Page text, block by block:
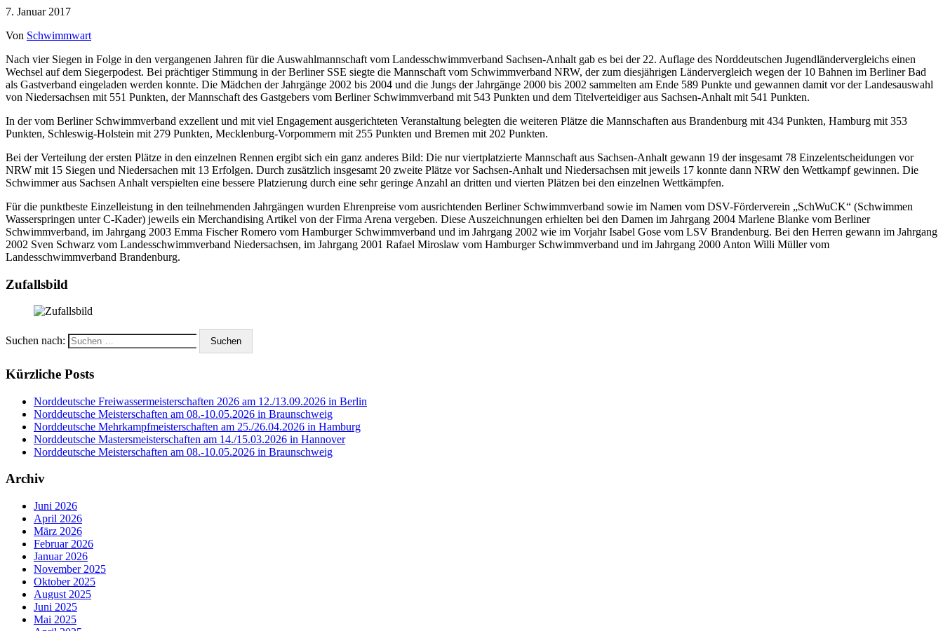
7. Januar 2017
Von Schwimmwart
Nach vier Siegen in Folge in den vergangenen Jahren für die Auswahlmannschaft vom Landesschwimmverband Sachsen-Anhalt gab es bei der 22. Auflage des Norddeutschen Jugendländervergleichs einen
Wechsel auf dem Siegerpodest. Bei prächtiger Stimmung in der Berliner SSE siegte die Mannschaft vom Schwimmverband NRW, der zum diesjährigen Ländervergleich wegen der 10 Bahnen im Berliner Bad
als Gastverband eingeladen werden konnte. Die Mädchen der Jahrgänge 2002 bis 2004 und die Jungs der Jahrgänge 2000 bis 2002 sammelten am Ende 589 Punkte und gewannen damit vor der Landesauswahl
von Niedersachsen mit 551 Punkten, der Mannschaft des Gastgebers vom Berliner Schwimmverband mit 543 Punkten und dem Titelverteidiger aus Sachsen-Anhalt mit 541 Punkten.
In der vom Berliner Schwimmverband exzellent und mit viel Engagement ausgerichteten Veranstaltung belegten die weiteren Plätze die Mannschaften aus Brandenburg mit 434 Punkten, Hamburg mit 353
Punkten, Schleswig-Holstein mit 279 Punkten, Mecklenburg-Vorpommern mit 255 Punkten und Bremen mit 202 Punkten.
Bei der Verteilung der ersten Plätze in den einzelnen Rennen ergibt sich ein ganz anderes Bild: Die nur viertplatzierte Mannschaft aus Sachsen-Anhalt gewann 19 der insgesamt 78 Einzelentscheidungen vor
NRW mit 15 Siegen und Niedersachen mit 13 Erfolgen. Durch zusätzlich insgesamt 20 zweite Plätze vor Sachsen-Anhalt und Niedersachsen mit jeweils 17 konnte dann NRW den Wettkampf gewinnen. Die
Schwimmer aus Sachsen Anhalt verspielten eine bessere Platzierung durch eine sehr geringe Anzahl an dritten und vierten Plätzen bei den einzelnen Wettkämpfen.
Für die punktbeste Einzelleistung in den teilnehmenden Jahrgängen wurden Ehrenpreise vom ausrichtenden Berliner Schwimmverband sowie im Namen vom DSV-Förderverein „SchWuCK“ (Schwimmen
Wasserspringen unter C-Kader) jeweils ein Merchandising Artikel von der Firma Arena vergeben. Diese Auszeichnungen erhielten bei den Damen im Jahrgang 2004 Marlene Blanke vom Berliner
Schwimmverband, im Jahrgang 2003 Emma Fischer Romero vom Hamburger Schwimmverband und im Jahrgang 2002 wie im Vorjahr Isabel Gose vom LSV Brandenburg. Bei den Herren gewann im Jahrgang
2002 Sven Schwarz vom Landesschwimmverband Niedersachsen, im Jahrgang 2001 Rafael Miroslaw vom Hamburger Schwimmverband und im Jahrgang 2000 Anton Willi Müller vom
Landesschwimmverband Brandenburg.
Zufallsbild
Suchen nach:
Kürzliche Posts
Norddeutsche Freiwassermeisterschaften 2026 am 12./13.09.2026 in Berlin
Norddeutsche Meisterschaften am 08.-10.05.2026 in Braunschweig
Norddeutsche Mehrkampfmeisterschaften am 25./26.04.2026 in Hamburg
Norddeutsche Mastersmeisterschaften am 14./15.03.2026 in Hannover
Norddeutsche Meisterschaften am 08.-10.05.2026 in Braunschweig
Archiv
Juni 2026
April 2026
März 2026
Februar 2026
Januar 2026
November 2025
Oktober 2025
August 2025
Juni 2025
Mai 2025